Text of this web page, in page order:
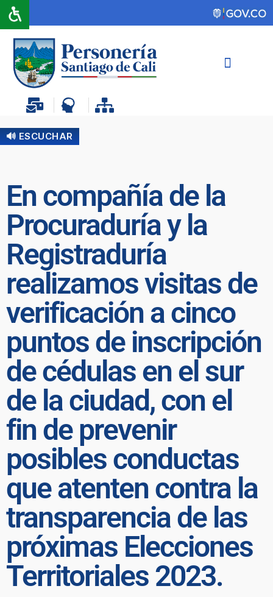
🔊 ESCUCHAR
En compañía de la
Procuraduría y la
Registraduría
realizamos visitas de
verificación a cinco
puntos de inscripción
de cédulas en el sur
de la ciudad, con el
fin de prevenir
posibles conductas
que atenten contra la
transparencia de las
próximas Elecciones
Territoriales 2023.